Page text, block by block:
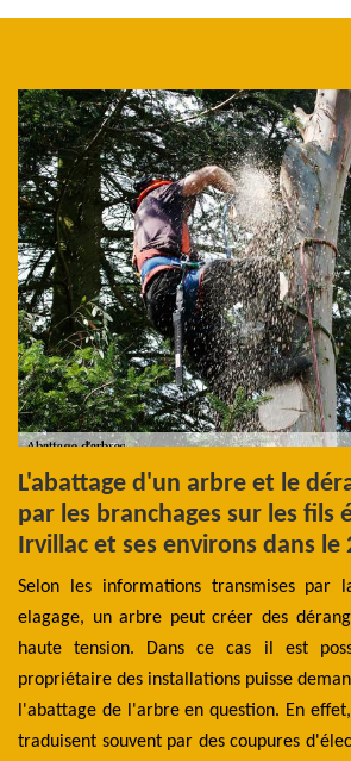
L'abattage d'un arbre et le
par les branchages sur les fils
Irvillac et ses environs dans le
Selon les informations transmises par
elagage, un arbre peut créer des
haute tension. Dans ce cas il est
propriétaire des installations puisse
l'abattage de l'arbre en question. En
traduisent souvent par des coupures